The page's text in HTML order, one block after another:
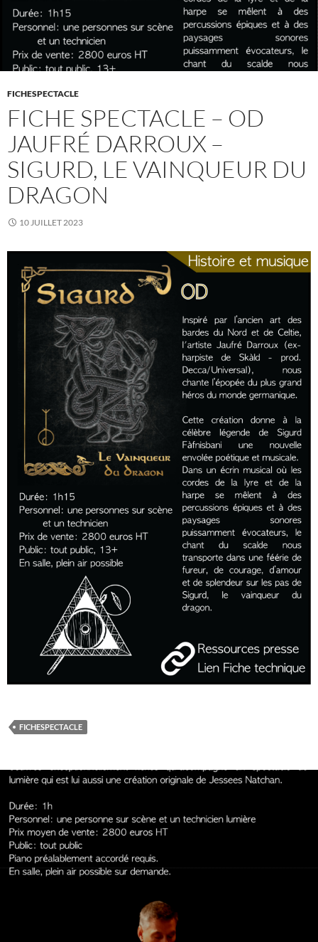
FICHESPECTACLE
FICHE SPECTACLE – OD
JAUFRÉ DARROUX –
SIGURD, LE VAINQUEUR DU
DRAGON
10 JUILLET 2023
FICHESPECTACLE